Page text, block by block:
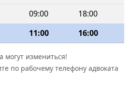
09:00
18:00
11:00 16:00
могут измениться!
по рабочему телефону адвоката